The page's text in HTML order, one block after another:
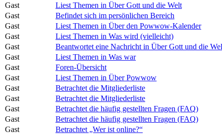
Gast
Liest Themen in Über Gott und die Welt
Gast
Befindet sich im persönlichen Bereich
Gast
Liest Themen in Über den Powwow-Kalender
Gast
Liest Themen in Was wird (vielleicht)
Gast
Beantwortet eine Nachricht in Über Gott und die
Gast
Liest Themen in Was war
Gast
Foren-Übersicht
Gast
Liest Themen in Über Powwow
Gast
Betrachtet die Mitgliederliste
Gast
Betrachtet die Mitgliederliste
Gast
Betrachtet die häufig gestellten Fragen (FAQ)
Gast
Betrachtet die häufig gestellten Fragen (FAQ)
Gast
Betrachtet „Wer ist online?“